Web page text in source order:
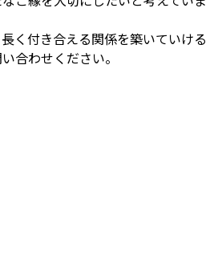
く付き合える関係を築いていける
合わせください。